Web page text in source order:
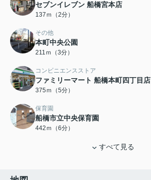
セブンイレブン 船橋宮本店
137ｍ（2分）
その他
本町中央公園
211ｍ（3分）
コンビニエンスストア
ファミリーマート 船橋本町四丁目店
375ｍ（5分）
保育園
船橋市立中央保育園
442ｍ（6分）
すべて見る